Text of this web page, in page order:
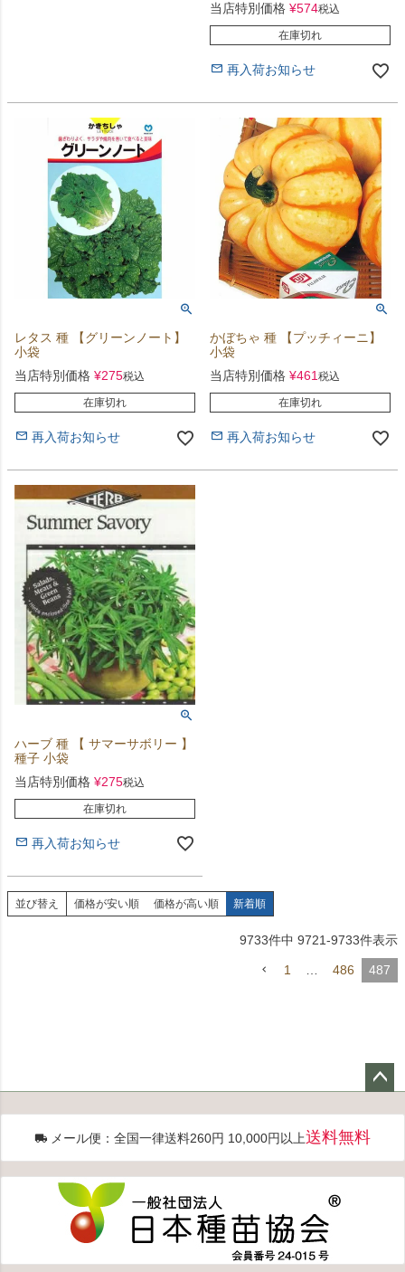
当店特別価格 ¥574税込
在庫切れ
再入荷お知らせ
レタス 種 【グリーンノート】
小袋
当店特別価格 ¥275税込
在庫切れ
再入荷お知らせ
かぼちゃ 種 【プッチィーニ】
小袋
当店特別価格 ¥461税込
在庫切れ
再入荷お知らせ
ハーブ 種 【 サマーサボリー 】
種子 小袋
当店特別価格 ¥275税込
在庫切れ
再入荷お知らせ
並び替え 価格が安い順 価格が高い順 新着順
9733件中 9721-9733件表示
1 486 487
ップ
へ
メール便：全国一律送料260円 10,000円以上送料無料